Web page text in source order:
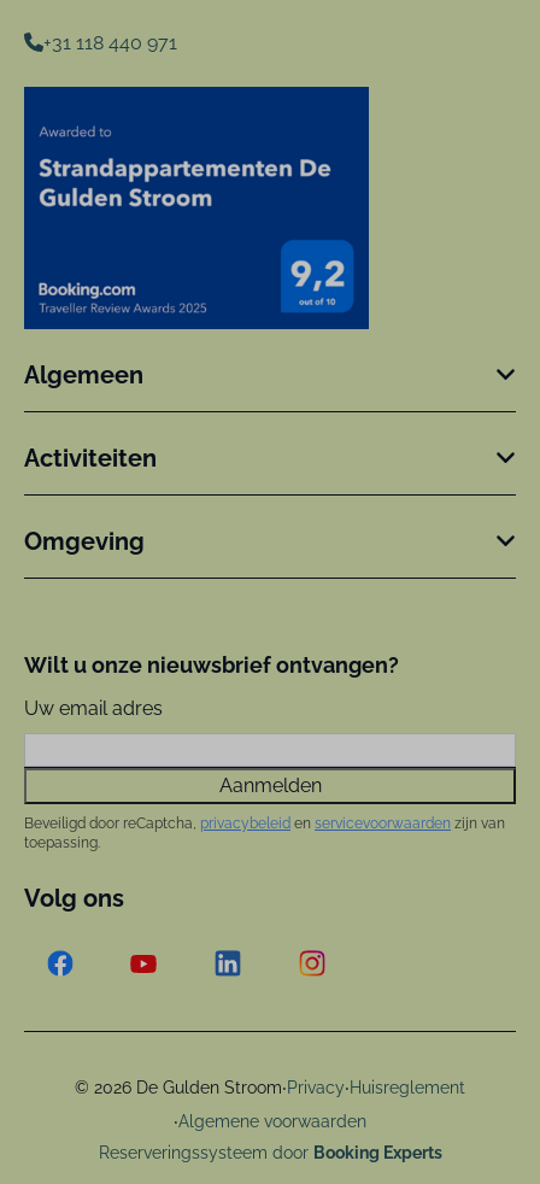
+31 118 440 971
Algemeen
Activiteiten
Omgeving
Wilt u onze nieuwsbrief ontvangen?
Uw email adres
Aanmelden
Beveiligd door reCaptcha, privacybeleid en servicevoorwaarden zijn van
toepassing.
Volg ons
© 2026 De Gulden Stroom·Privacy·Huisreglement
·Algemene voorwaarden
Reserveringssysteem door Booking Experts